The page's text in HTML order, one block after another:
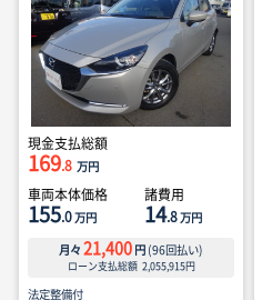
現金支払総額
169.8 万円
車両本体価格
155.0万円
諸費用
14.8万円
月々 21,400 円 (96回払い)
ローン支払総額 2,055,915円
法定整備付